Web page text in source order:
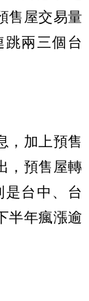
售屋交易量
兩三個台
，加上預售
，預售屋轉
台中、台
半年瘋漲逾